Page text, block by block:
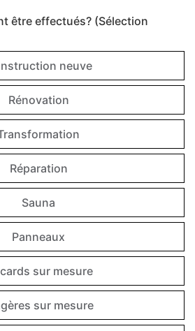
être effectués? (Sélection
neuve
Rénovation
Réparation
Sauna
Panneaux
sur mesure
sur mesure